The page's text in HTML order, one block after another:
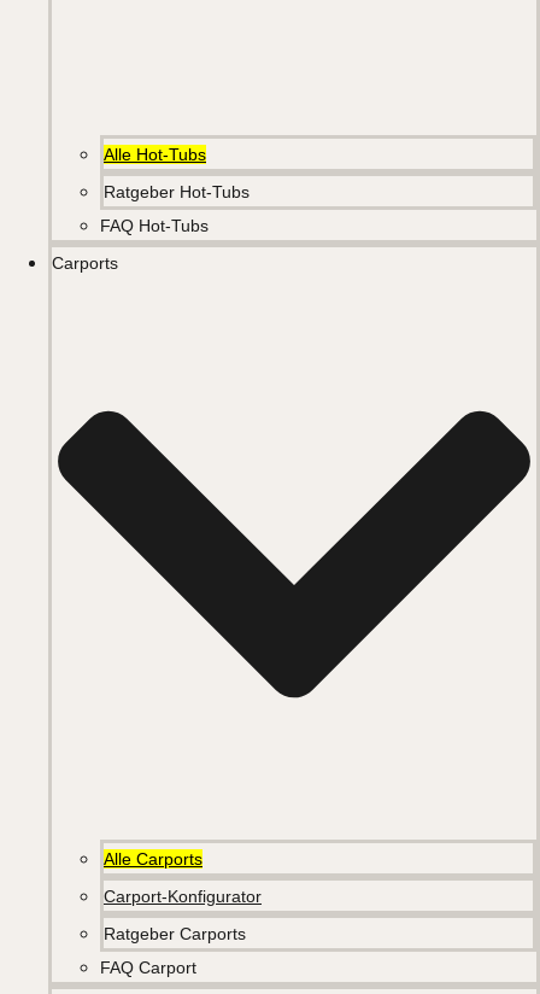
Alle Hot-Tubs
Ratgeber Hot-Tubs
FAQ Hot-Tubs
Carports
Alle Carports
Carport-Konfigurator
Ratgeber Carports
FAQ Carport